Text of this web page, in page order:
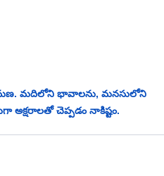
మదిలోని భావాలను, మనసులోని
అక్షరాలతో చెప్పడం నాకిష్టం.